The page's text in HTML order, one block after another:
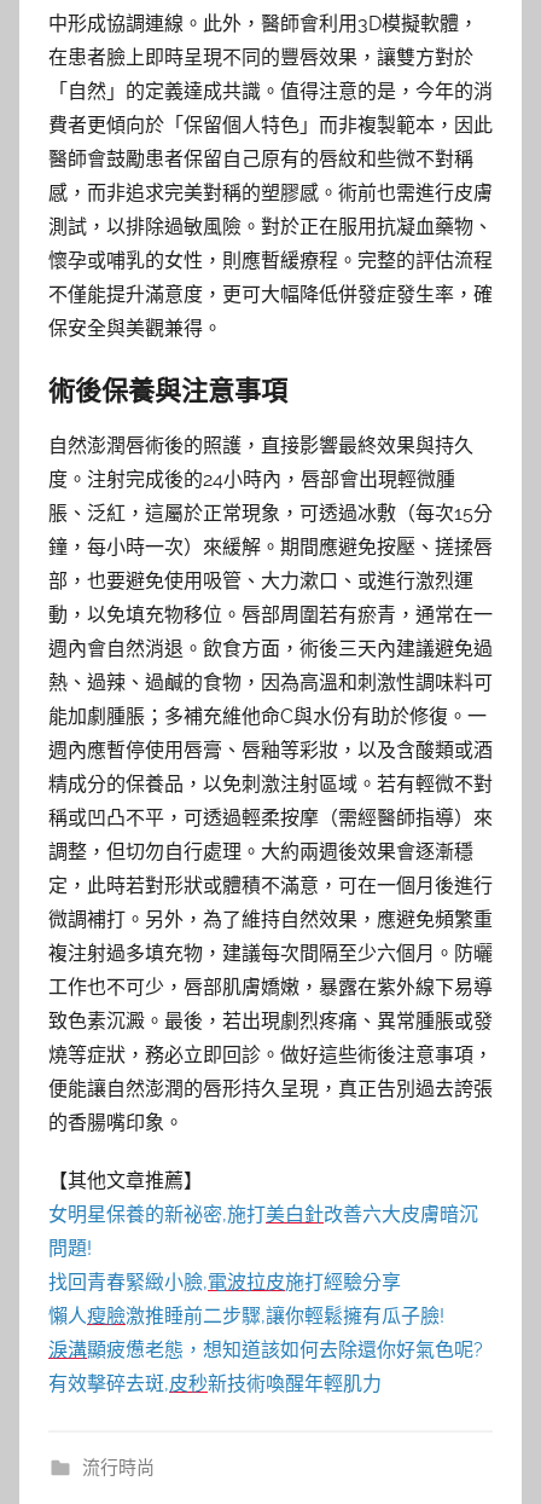
中形成協調連線。此外，醫師會利用3D模擬軟體，
在患者臉上即時呈現不同的豐唇效果，讓雙方對於
「自然」的定義達成共識。值得注意的是，今年的消
費者更傾向於「保留個人特色」而非複製範本，因此
醫師會鼓勵患者保留自己原有的唇紋和些微不對稱
感，而非追求完美對稱的塑膠感。術前也需進行皮膚
測試，以排除過敏風險。對於正在服用抗凝血藥物、
懷孕或哺乳的女性，則應暫緩療程。完整的評估流程
不僅能提升滿意度，更可大幅降低併發症發生率，確
保安全與美觀兼得。
術後保養與注意事項
自然澎潤唇術後的照護，直接影響最終效果與持久
度。注射完成後的24小時內，唇部會出現輕微腫
脹、泛紅，這屬於正常現象，可透過冰敷（每次15分
鐘，每小時一次）來緩解。期間應避免按壓、搓揉唇
部，也要避免使用吸管、大力漱口、或進行激烈運
動，以免填充物移位。唇部周圍若有瘀青，通常在一
週內會自然消退。飲食方面，術後三天內建議避免過
熱、過辣、過鹹的食物，因為高溫和刺激性調味料可
能加劇腫脹；多補充維他命C與水份有助於修復。一
週內應暫停使用唇膏、唇釉等彩妝，以及含酸類或酒
精成分的保養品，以免刺激注射區域。若有輕微不對
稱或凹凸不平，可透過輕柔按摩（需經醫師指導）來
調整，但切勿自行處理。大約兩週後效果會逐漸穩
定，此時若對形狀或體積不滿意，可在一個月後進行
微調補打。另外，為了維持自然效果，應避免頻繁重
複注射過多填充物，建議每次間隔至少六個月。防曬
工作也不可少，唇部肌膚嬌嫩，暴露在紫外線下易導
致色素沉澱。最後，若出現劇烈疼痛、異常腫脹或發
燒等症狀，務必立即回診。做好這些術後注意事項，
便能讓自然澎潤的唇形持久呈現，真正告別過去誇張
的香腸嘴印象。
【其他文章推薦】
女明星保養的新祕密,施打美白針改善六大皮膚暗沉
問題!
找回青春緊緻小臉,電波拉皮施打經驗分享
懶人瘦臉激推睡前二步驟,讓你輕鬆擁有瓜子臉!
淚溝顯疲憊老態，想知道該如何去除還你好氣色呢?
有效擊碎去斑,皮秒新技術喚醒年輕肌力
流行時尚